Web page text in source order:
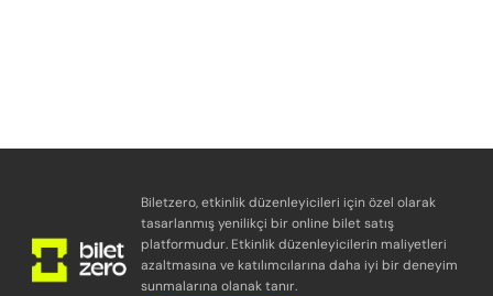
Biletzero, etkinlik düzenleyicileri için özel olarak
tasarlanmış yenilikçi bir online bilet satış
platformudur. Etkinlik düzenleyicilerin maliyetleri
azaltmasına ve katılımcılarına daha iyi bir deneyim
sunmalarına olanak tanır.